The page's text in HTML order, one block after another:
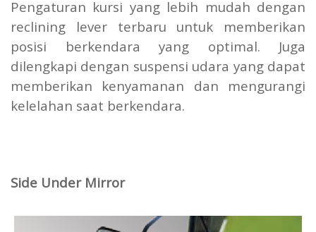
Pengaturan kursi yang lebih mudah dengan
reclining lever terbaru untuk memberikan
posisi berkendara yang optimal. Juga
dilengkapi dengan suspensi udara yang dapat
memberikan kenyamanan dan mengurangi
kelelahan saat berkendara.
Side Under Mirror